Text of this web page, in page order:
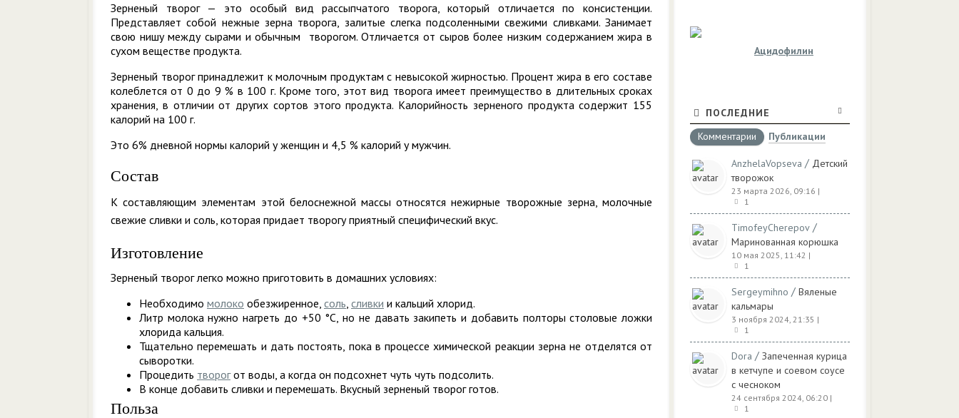
Зерненый творог — это особый вид рассыпчатого творога, который отличается по консистенции.
Представляет собой нежные зерна творога, залитые слегка подсоленными свежими сливками. Занимает
свою нишу между сырами и обычным творогом. Отличается от сыров более низким содержанием жира в
сухом веществе продукта.
Зерненый творог принадлежит к молочным продуктам с невысокой жирностью. Процент жира в его составе
колеблется от 0 до 9 % в 100 г. Кроме того, этот вид творога имеет преимущество в длительных сроках
хранения, в отличии от других сортов этого продукта. Калорийность зерненого продукта содержит 155
калорий на 100 г.
Это 6% дневной нормы калорий у женщин и 4,5 % калорий у мужчин.
Состав
К составляющим элементам этой белоснежной массы относятся нежирные творожные зерна, молочные
свежие сливки и соль, которая придает творогу приятный специфический вкус.
Изготовление
Зерненый творог легко можно приготовить в домашних условиях:
Необходимо молоко обезжиренное, соль, сливки и кальций хлорид.
Литр молока нужно нагреть до +50 °C, но не давать закипеть и добавить полторы столовые ложки
хлорида кальция.
Тщательно перемешать и дать постоять, пока в процессе химической реакции зерна не отделятся от
сыворотки.
Процедить творогот воды, а когда он подсохнет чуть чуть подсолить.
В конце добавить сливки и перемешать. Вкусный зерненый творог готов.
Польза
Ацидофилин
ПОСЛЕДНИЕ
Комментарии
Публикации
AnzhelaVopseva / Детский
творожок
23 марта 2026, 09:16 |
1
TimofeyCherepov /
Маринованная корюшка
10 мая 2025, 11:42 |
1
Sergeymihno / Вяленые
кальмары
3 ноября 2024, 21:35 |
1
Dora / Запеченная курица
в кетчупе и соевом соусе
с чесноком
24 сентября 2024, 06:20 |
1